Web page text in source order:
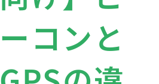
ーコンと